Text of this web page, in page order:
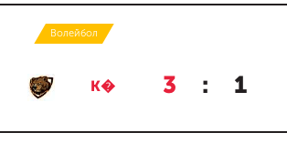
Волейбол
К� 3 : 1